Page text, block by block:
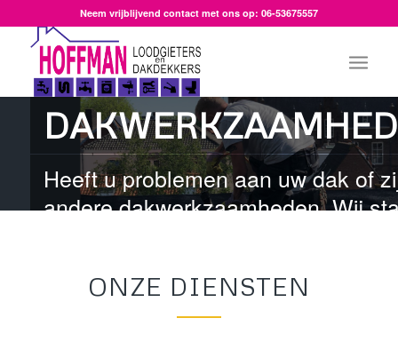
Neem vrijblijvend contact met ons op: 06-53675557
Heeft u problemen aan uw dak of
andere dakwerkzaamheden. Wij
ONZE DIENSTEN